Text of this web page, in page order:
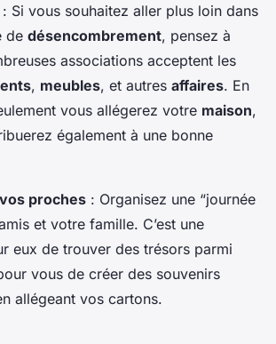
: Si vous souhaitez aller plus loin dans
de désencombrement, pensez à
associations acceptent les
, meubles, et autres affaires. En
vous allégerez votre maison,
également à une bonne
proches : Organisez une “journée
et votre famille. C’est une
eux de trouver des trésors parmi
vous de créer des souvenirs
allégeant vos cartons.